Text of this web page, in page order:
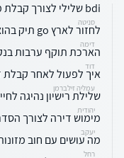
bdi שלילי לצורך קבלת משכנתא
סניטה
לחזור לארץ go תיק בהוצאה לפועל
דימה
הארכת תוקף ערבות
דוד
איך לפעול לאחר קבלת
עמליה זילברמן
שלילת רישיון נהיגה
יהודית
מימוש דירה לצורך
יעקב
מה עושים עם חוב
רחל